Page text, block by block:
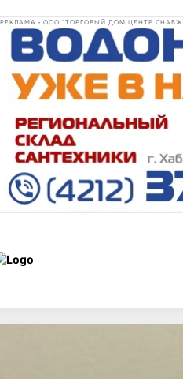
РЕКЛАМА • ООО "ТОРГОВЫЙ ДОМ ЦЕНТР